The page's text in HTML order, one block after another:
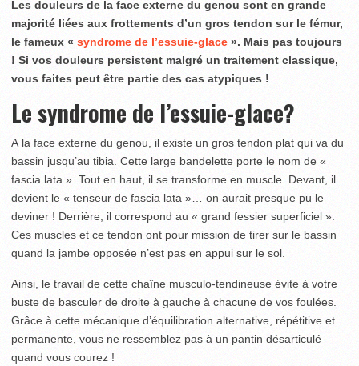
Les douleurs de la face externe du genou sont en grande
majorité liées aux frottements d’un gros tendon sur le fémur,
le fameux « syndrome de l’essuie-glace ». Mais pas toujours
! Si vos douleurs persistent malgré un traitement classique,
vous faites peut être partie des cas atypiques !
Le syndrome de l’essuie-glace?
A la face externe du genou, il existe un gros tendon plat qui va du
bassin jusqu’au tibia. Cette large bandelette porte le nom de «
fascia lata ». Tout en haut, il se transforme en muscle. Devant, il
devient le « tenseur de fascia lata »… on aurait presque pu le
deviner ! Derrière, il correspond au « grand fessier superficiel ».
Ces muscles et ce tendon ont pour mission de tirer sur le bassin
quand la jambe opposée n’est pas en appui sur le sol.
Ainsi, le travail de cette chaîne musculo-tendineuse évite à votre
buste de basculer de droite à gauche à chacune de vos foulées.
Grâce à cette mécanique d’équilibration alternative, répétitive et
permanente, vous ne ressemblez pas à un pantin désarticulé
quand vous courez !